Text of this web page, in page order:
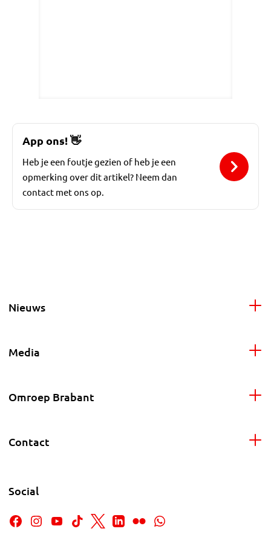
App ons!👋
Heb je een foutje gezien of heb je een
opmerking over dit artikel? Neem dan
contact met ons op.
Nieuws
Media
Omroep Brabant
Contact
Social